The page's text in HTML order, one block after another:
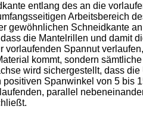
entlang des an die
Arbeitsbereich
Schneidkante
die Mantelrillen und damit
Spannut
kommt, sondern
wird sichergestellt, dass
Spanwinkel von 5 bis
parallel